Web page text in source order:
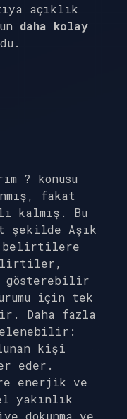
açıklık
daha kolay
? konusu
fakat
kalmış. Bu
şekilde Aşık
belirtilere
gösterebilir
için tek
Daha fazla
kişi
eder.
enerjik ve
yakınlık
dokunma ve